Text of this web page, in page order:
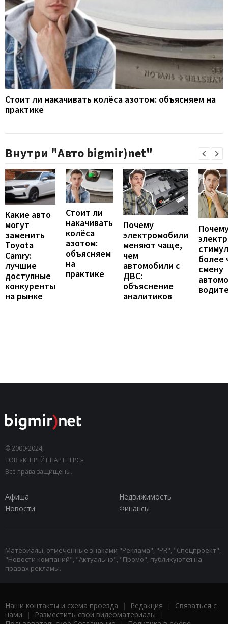
Стоит ли накачивать колёса азотом: объясняем на
практике
Внутри "Авто bigmir)net"
Какие авто
могут
заменить
Toyota
Camry:
лучшие
доступные
конкуренты
на рынке
Стоит ли
накачивать
колёса
азотом:
объясняем
на
практике
Почему
электромобили
меняют чаще,
чем
автомобили с
ДВС:
объяснение
аналитиков
более
смену
© 2000-2024,
ТОВ «КЕПРЕЙТ ПАРТНЕРС».
Все права защищены.
Афиша
Недвижимость
Новости
Финансы
Материалы, отмеченные знаками "Реклама", "PR", "Спецпроект",
"Новости компаний", "Актуально", "Промо", публикуются на
правах рекламы.
Наши контакты и схема проезда | Редакция | Связаться с
нами | Разместить свои видеоматериалы |